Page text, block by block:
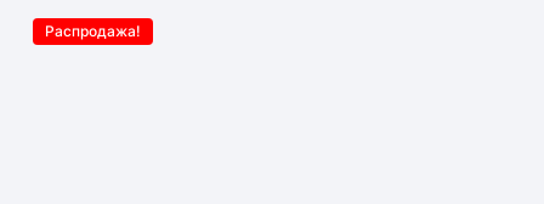
Распродажа!